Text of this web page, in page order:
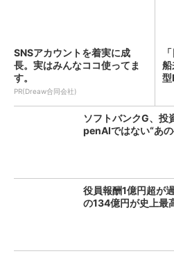
SNSアカウントを着実に成
長。実はみんなココ使ってま
す。
PR(Dreaw合同会社)
型
ソフトバンクG、投
penAIではない“あ
役員報酬1億円超が
の134億円が史上最